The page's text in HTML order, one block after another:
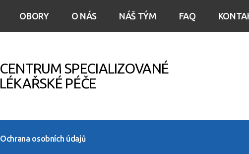
OBORY O NÁS NÁŠ TÝM FAQ
CENTRUM SPECIALIZOVANÉ
LÉKAŘSKÉ PÉČE
Ochrana osobních údajů